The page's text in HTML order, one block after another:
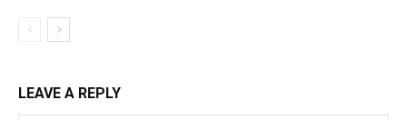
LEAVE A REPLY